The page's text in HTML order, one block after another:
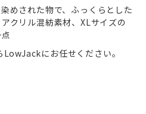
めされた物で、ふっくらとした
リル混紡素材、XLサイズの
にお任せください。